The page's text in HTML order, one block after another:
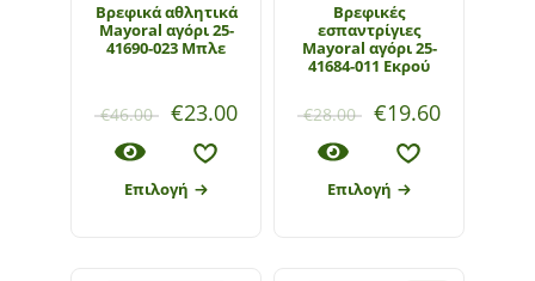
Βρεφικά αθλητικά
Mayoral αγόρι 25-
41690-023 Μπλε
€46.00 €23.00
Επιλογή
Βρεφικές
εσπαντρίγιες
Mayoral αγόρι 25-
41684-011 Εκρού
€28.00 €19.60
Επιλογή